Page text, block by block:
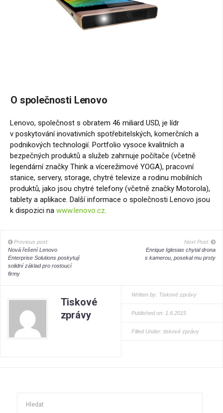
O společnosti Lenovo
Lenovo, společnost s obratem 46 miliard USD, je lídr
v poskytování inovativních spotřebitelských, komerčních a
podnikových technologií. Portfolio vysoce kvalitních a
bezpečných produktů a služeb zahrnuje počítače (včetně
legendární značky Think a vícerežimové YOGA), pracovní
stanice, servery, storage, chytré televize a rodinu mobilních
produktů, jako jsou chytré telefony (včetně značky Motorola),
tablety a aplikace. Další informace o společnosti Lenovo jsou
k dispozici na www.lenovo.cz.
Previous post:
Nová řešení Lenovo
Enterprise Solutions poskytují
solidní základ pro rostoucí
firmy
Next Post:
Enrique Iglesias chytal drona
s kamerou, posekal mu prsty
Tiskové
zprávy
Written by: Tiskové zprávy
Published on: 1.6.2015
Filled Under: tiskové zprávy